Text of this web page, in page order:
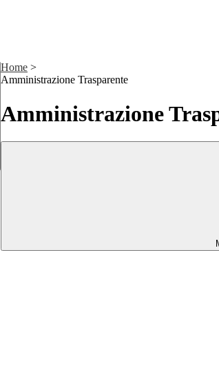
Home >
Amministrazione Trasparente
Amministrazione